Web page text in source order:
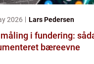
2026 Lars Pedersen
i fundering:
bæreevne